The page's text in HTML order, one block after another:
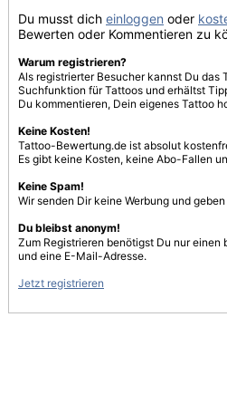
Du musst dich einloggen oder
Bewerten oder Kommentieren zu
Warum registrieren?
Als registrierter Besucher kannst Du
Suchfunktion für Tattoos und erhältst
Du kommentieren, Dein eigenes Tattoo
Keine Kosten!
Tattoo-Bewertung.de ist absolut
Es gibt keine Kosten, keine Abo-Fallen
Keine Spam!
Wir senden Dir keine Werbung und
Du bleibst anonym!
Zum Registrieren benötigst Du nur einen
und eine E-Mail-Adresse.
Jetzt registrieren